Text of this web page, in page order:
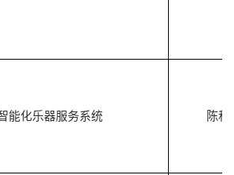
能化乐器服务系统 陈秋